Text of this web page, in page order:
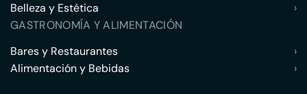
Belleza y Estética
›
GASTRONOMÍA Y ALIMENTACIÓN
Bares y Restaurantes
›
Alimentación y Bebidas
›